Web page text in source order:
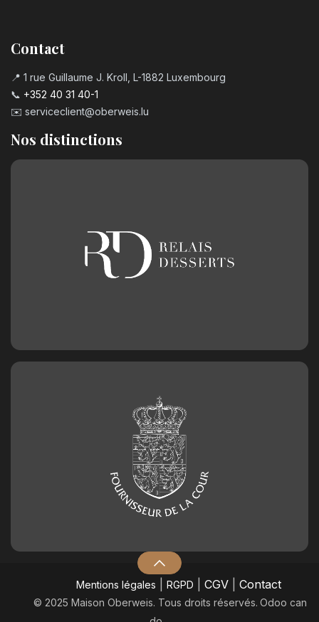
Contact
📍 1 rue Guillaume J. Kroll, L-1882 Luxembourg
📞 +352 40 31 40-1
✉️ serviceclient@oberweis.lu
Nos distinctions
Mentions légales RGPD CGV| Contact
© 2025 Maison Oberweis. Tous droits réservés. ​Odoo can